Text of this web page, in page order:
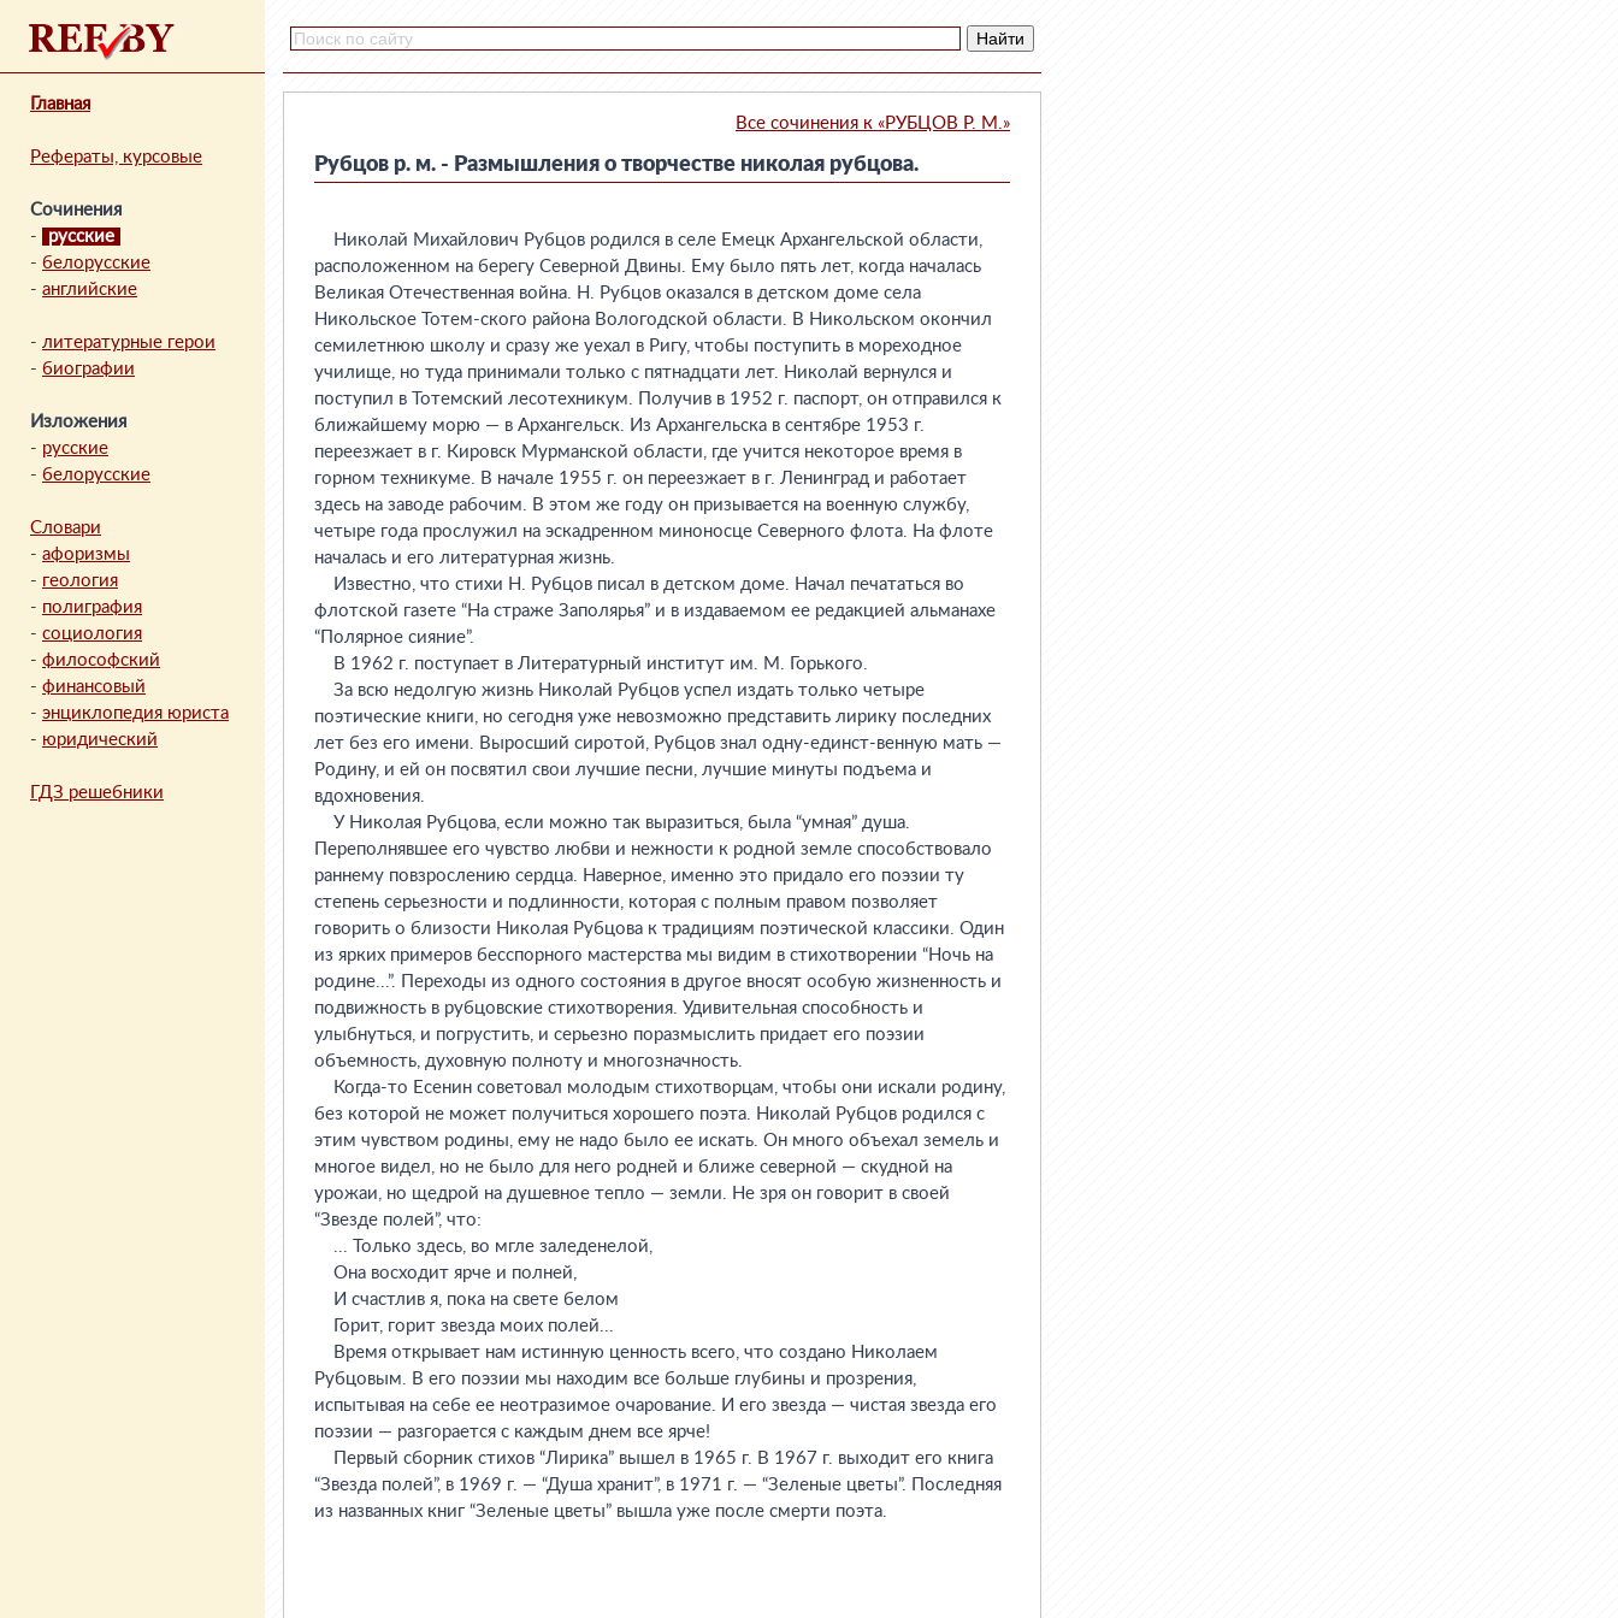
Главная
Рефераты, курсовые
Сочинения
-
русские
- белорусские
- английские
- литературные герои
- биографии
Изложения
- русские
- белорусские
Словари
- афоризмы
- геология
- полиграфия
- социология
- философский
- финансовый
- энциклопедия юриста
- юридический
ГДЗ решебники
Все сочинения к «РУБЦОВ Р. М.»
Рубцов р. м. - Размышления о творчестве николая рубцова.
Николай Михайлович Рубцов родился в селе Емецк Архангельской области,
расположенном на берегу Северной Двины. Ему было пять лет, когда началась
Великая Отечественная война. Н. Рубцов оказался в детском доме села
Никольское Тотем-ского района Вологодской области. В Никольском окончил
семилетнюю школу и сразу же уехал в Ригу, чтобы поступить в мореходное
училище, но туда принимали только с пятнадцати лет. Николай вернулся и
поступил в Тотемский лесотехникум. Получив в 1952 г. паспорт, он отправился к
ближайшему морю — в Архангельск. Из Архангельска в сентябре 1953 г.
переезжает в г. Кировск Мурманской области, где учится некоторое время в
горном техникуме. В начале 1955 г. он переезжает в г. Ленинград и работает
здесь на заводе рабочим. В этом же году он призывается на военную службу,
четыре года прослужил на эскадренном миноносце Северного флота. На флоте
началась и его литературная жизнь.
Известно, что стихи Н. Рубцов писал в детском доме. Начал печататься во
флотской газете “На страже Заполярья” и в издаваемом ее редакцией альманахе
“Полярное сияние”.
В 1962 г. поступает в Литературный институт им. М. Горького.
За всю недолгую жизнь Николай Рубцов успел издать только четыре
поэтические книги, но сегодня уже невозможно представить лирику последних
лет без его имени. Выросший сиротой, Рубцов знал одну-единст-венную мать —
Родину, и ей он посвятил свои лучшие песни, лучшие минуты подъема и
вдохновения.
У Николая Рубцова, если можно так выразиться, была “умная” душа.
Переполнявшее его чувство любви и нежности к родной земле способствовало
раннему повзрослению сердца. Наверное, именно это придало его поэзии ту
степень серьезности и подлинности, которая с полным правом позволяет
говорить о близости Николая Рубцова к традициям поэтической классики. Один
из ярких примеров бесспорного мастерства мы видим в стихотворении “Ночь на
родине...”. Переходы из одного состояния в другое вносят особую жизненность и
подвижность в рубцовские стихотворения. Удивительная способность и
улыбнуться, и погрустить, и серьезно поразмыслить придает его поэзии
объемность, духовную полноту и многозначность.
Когда-то Есенин советовал молодым стихотворцам, чтобы они искали родину,
без которой не может получиться хорошего поэта. Николай Рубцов родился с
этим чувством родины, ему не надо было ее искать. Он много объехал земель и
многое видел, но не было для него родней и ближе северной — скудной на
урожаи, но щедрой на душевное тепло — земли. Не зря он говорит в своей
“Звезде полей”, что:
... Только здесь, во мгле заледенелой,
Она восходит ярче и полней,
И счастлив я, пока на свете белом
Горит, горит звезда моих полей...
Время открывает нам истинную ценность всего, что создано Николаем
Рубцовым. В его поэзии мы находим все больше глубины и прозрения,
испытывая на себе ее неотразимое очарование. И его звезда — чистая звезда его
поэзии — разгорается с каждым днем все ярче!
Первый сборник стихов “Лирика” вышел в 1965 г. В 1967 г. выходит его книга
“Звезда полей”, в 1969 г. — “Душа хранит”, в 1971 г. — “Зеленые цветы”. Последняя
из названных книг “Зеленые цветы” вышла уже после смерти поэта.